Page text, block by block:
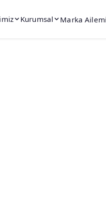
Kurumsal Marka